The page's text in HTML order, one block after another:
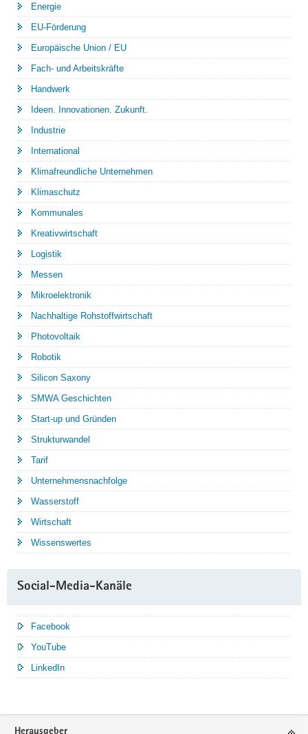
Energie
EU-Förderung
Europäische Union / EU
Fach- und Arbeitskräfte
Handwerk
Ideen. Innovationen. Zukunft.
Industrie
International
Klimafreundliche Unternehmen
Klimaschutz
Kommunales
Kreativwirtschaft
Logistik
Messen
Mikroelektronik
Nachhaltige Rohstoffwirtschaft
Photovoltaik
Robotik
Silicon Saxony
SMWA Geschichten
Start-up und Gründen
Strukturwandel
Tarif
Unternehmensnachfolge
Wasserstoff
Wirtschaft
Wissenswertes
Social-Media-Kanäle
Facebook
YouTube
LinkedIn
Service
Herausgeber